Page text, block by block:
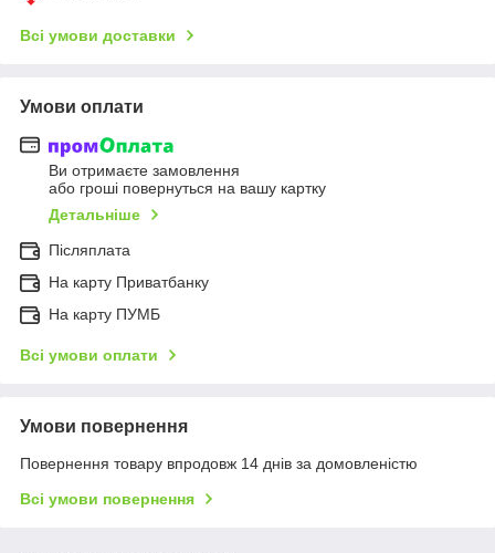
Всі умови доставки
Умови оплати
Ви отримаєте замовлення
або гроші повернуться на вашу картку
Детальніше
Післяплата
На карту Приватбанку
На карту ПУМБ
Всі умови оплати
Умови повернення
Повернення товару впродовж 14 днів за домовленістю
Всі умови повернення